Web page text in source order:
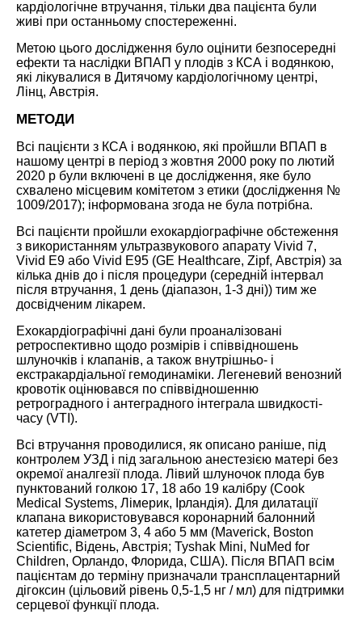
кардіологічне втручання, тільки два пацієнта були
живі при останньому спостереженні.
Метою цього дослідження було оцінити безпосередні
ефекти та наслідки ВПАП у плодів з КСА і водянкою,
які лікувалися в Дитячому кардіологічному центрі,
Лінц, Австрія.
МЕТОДИ
Всі пацієнти з КСА і водянкою, які пройшли ВПАП в
нашому центрі в період з жовтня 2000 року по лютий
2020 р були включені в це дослідження, яке було
схвалено місцевим комітетом з етики (дослідження №
1009/2017); інформована згода не була потрібна.
Всі пацієнти пройшли ехокардіографічне обстеження
з використанням ультразвукового апарату Vivid 7,
Vivid E9 або Vivid E95 (GE Healthcare, Zipf, Австрія) за
кілька днів до і після процедури (середній інтервал
після втручання, 1 день (діапазон, 1-3 дні)) тим же
досвідченим лікарем.
Ехокардіографічні дані були проаналізовані
ретроспективно щодо розмірів і співвідношень
шлуночків і клапанів, а також внутрішньо- і
екстракардіальної гемодинаміки. Легеневий венозний
кровотік оцінювався по співвідношенню
ретроградного і антеградного інтеграла швидкості-
часу (VTI).
Всі втручання проводилися, як описано раніше, під
контролем УЗД і під загальною анестезією матері без
окремої аналгезії плода. Лівий шлуночок плода був
пунктований голкою 17, 18 або 19 калібру (Cook
Medical Systems, Лімерик, Ірландія). Для дилатації
клапана використовувався коронарний балонний
катетер діаметром 3, 4 або 5 мм (Maverick, Boston
Scientific, Відень, Австрія; Tyshak Mini, NuMed for
Children, Орландо, Флорида, США). Після ВПАП всім
пацієнтам до терміну призначали трансплацентарний
дігоксин (цільовий рівень 0,5-1,5 нг / мл) для підтримки
серцевої функції плода.